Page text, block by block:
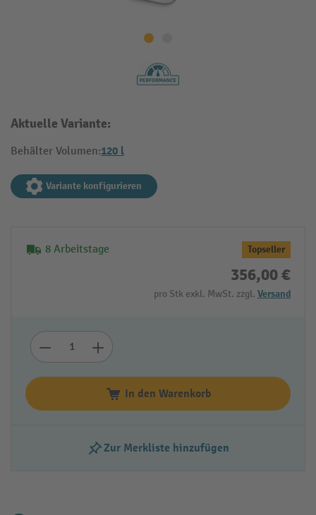
Aktuelle Variante:
Behälter Volumen:120 l
Variante konfigurieren
8 Arbeitstage Topseller
356,00 €
pro Stk exkl. MwSt. zzgl. Versand
In den Warenkorb
Zur Merkliste hinzufügen